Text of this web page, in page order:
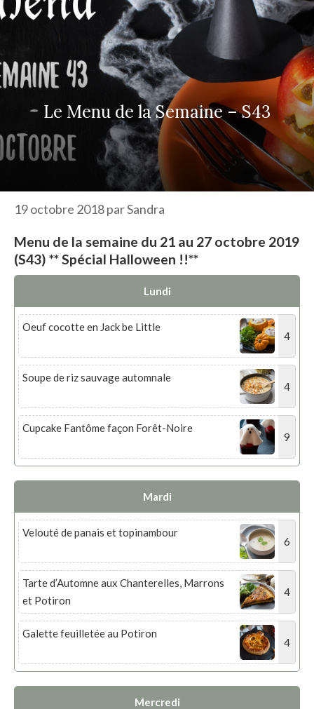
r
e
r
Le Menu de la Semaine – S43
19 octobre 2018parSandra
Menu de la semaine du 21 au 27 octobre 2019
(S43) ** Spécial Halloween !!**
Lundi
Oeuf cocotte en Jack be Little
4
Soupe de riz sauvage automnale
4
Cupcake Fantôme façon Forêt-Noire
9
Mardi
Velouté de panais et topinambour
6
Tarte d’Automne aux Chanterelles, Marrons
et Potiron
4
Galette feuilletée au Potiron
4
Mercredi